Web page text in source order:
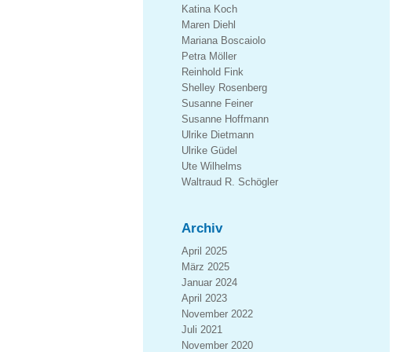
Katina Koch
Maren Diehl
Mariana Boscaiolo
Petra Möller
Reinhold Fink
Shelley Rosenberg
Susanne Feiner
Susanne Hoffmann
Ulrike Dietmann
Ulrike Güdel
Ute Wilhelms
Waltraud R. Schögler
Archiv
April 2025
März 2025
Januar 2024
April 2023
November 2022
Juli 2021
November 2020